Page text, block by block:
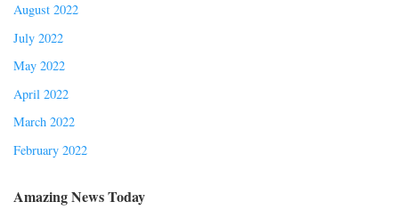
August 2022
July 2022
May 2022
April 2022
March 2022
February 2022
Amazing News Today